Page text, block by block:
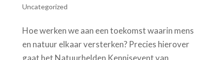
Uncategorized
Hoe werken we aan een toekomst waarin mens
en natuur elkaar versterken? Precies hierover
gaat het Natuurhelden Kennisevent van